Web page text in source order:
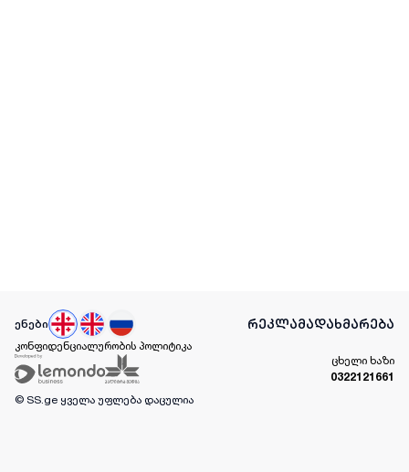
ენები რეკლამადახმარება
კონფიდენციალურობის პოლიტიკა
ცხელი ხაზი
0322121661
© SS.ge ყველა უფლება დაცულია